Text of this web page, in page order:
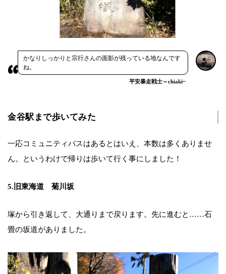
かなりしっかりと宗行さんの面影が残っている地なんです
ね。
平安暴走戦士～chiaki~
金谷駅まで歩いてみた
一応コミュニティバスはあるとはいえ、本数は多くありませ
ん。というわけで帰りは歩いて行く事にしました！
5.旧東海道 菊川坂
塚から引き返して、大通りまで戻ります。先に進むと……石
畳の坂道がありました。